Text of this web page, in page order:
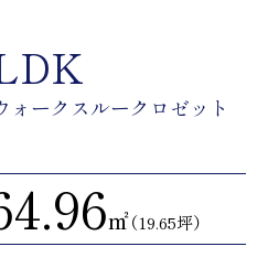
ォークスルークロゼット
㎡（19.65坪）